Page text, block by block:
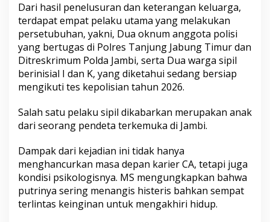
Dari hasil penelusuran dan keterangan keluarga,
terdapat empat pelaku utama yang melakukan
persetubuhan, yakni, Dua oknum anggota polisi
yang bertugas di Polres Tanjung Jabung Timur dan
Ditreskrimum Polda Jambi, serta Dua warga sipil
berinisial I dan K, yang diketahui sedang bersiap
mengikuti tes kepolisian tahun 2026.
Salah satu pelaku sipil dikabarkan merupakan anak
dari seorang pendeta terkemuka di Jambi.
Dampak dari kejadian ini tidak hanya
menghancurkan masa depan karier CA, tetapi juga
kondisi psikologisnya. MS mengungkapkan bahwa
putrinya sering menangis histeris bahkan sempat
terlintas keinginan untuk mengakhiri hidup.